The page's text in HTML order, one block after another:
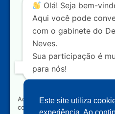
+55 (61) 3215-5964
+55 (31) 3261-0121
+55 (31) 97150-0834
Nossas redes
Acompanhe o meu
Olá! Seja bem-
Aqui você pode
com o gabinete do
Neves.
Sua participação é
para nós!
Ao clicar para iniciar o contato
concorda que seus dados
Este site utiliza